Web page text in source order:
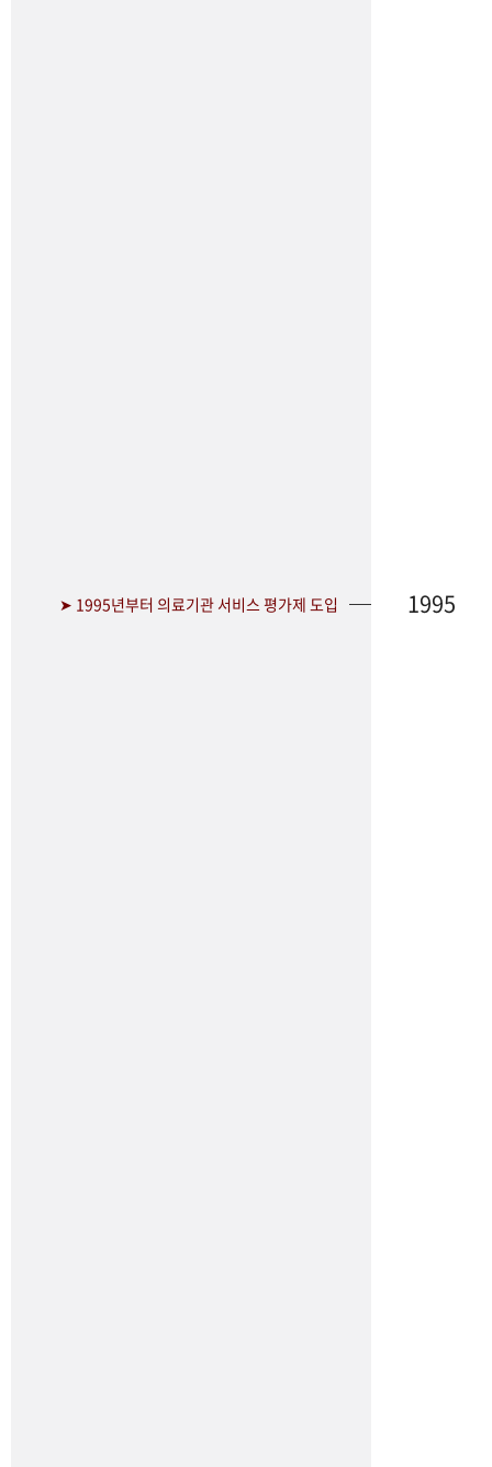
➤ 1995년부터 의료기관 서비스 평가제 도입 1995